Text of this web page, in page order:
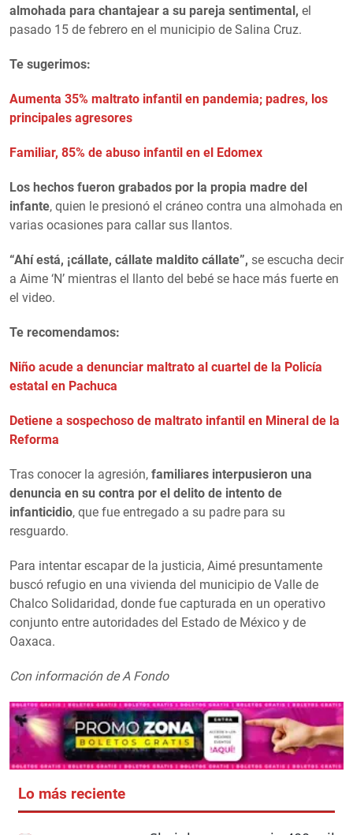
almohada para chantajear a su pareja sentimental, el
pasado 15 de febrero en el municipio de Salina Cruz.
Te sugerimos:
Aumenta 35% maltrato infantil en pandemia; padres, los
principales agresores
Familiar, 85% de abuso infantil en el Edomex
Los hechos fueron grabados por la propia madre del
infante, quien le presionó el cráneo contra una almohada en
varias ocasiones para callar sus llantos.
“Ahí está, ¡cállate, cállate maldito cállate”, se escucha decir
a Aime ‘N’ mientras el llanto del bebé se hace más fuerte en
el video.
Te recomendamos:
Niño acude a denunciar maltrato al cuartel de la Policía
estatal en Pachuca
Detiene a sospechoso de maltrato infantil en Mineral de la
Reforma
Tras conocer la agresión, familiares interpusieron una
denuncia en su contra por el delito de intento de
infanticidio, que fue entregado a su padre para su
resguardo.
Para intentar escapar de la justicia, Aimé presuntamente
buscó refugio en una vivienda del municipio de Valle de
Chalco Solidaridad, donde fue capturada en un operativo
conjunto entre autoridades del Estado de México y de
Oaxaca.
Con información de A Fondo
Lo más reciente